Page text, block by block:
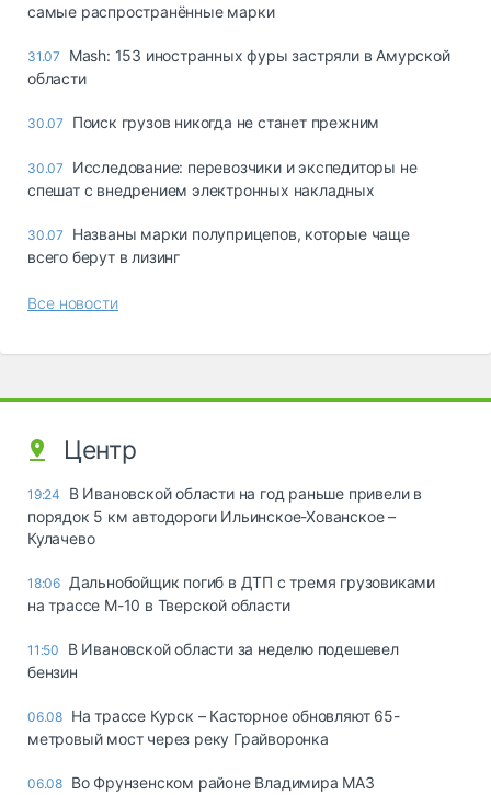
самые распространённые марки
31.07
Mash: 153 иностранных фуры застряли в Амурской
области
30.07 Поиск грузов никогда не станет прежним
30.07
Исследование: перевозчики и экспедиторы не
спешат с внедрением электронных накладных
30.07
Названы марки полуприцепов, которые чаще
всего берут в лизинг
Все новости
Центр
19:24
В Ивановской области на год раньше привели в
порядок 5 км автодороги Ильинское-Хованское –
Кулачево
18:06 Дальнобойщик погиб в ДТП с тремя грузовиками
на трассе М-10 в Тверской области
11:50
В Ивановской области за неделю подешевел
бензин
06.08 На трассе Курск – Касторное обновляют 65-
метровый мост через реку Грайворонка
06.08 Во Фрунзенском районе Владимира МАЗ